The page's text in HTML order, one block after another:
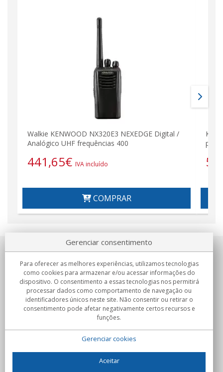
Walkie KENWOOD NX320E3 NEXEDGE Digital /
Analógico UHF frequências 400
441,65€ IVA incluído
COMPRAR
Sobre nosotros
Compromissos
Compras
Gerenciar consentimento
Para oferecer as melhores experiências, utilizamos tecnologias
como cookies para armazenar e/ou acessar informações do
dispositivo. O consentimento a essas tecnologias nos permitirá
processar dados como comportamento de navegação ou
identificadores únicos neste site. Não consentir ou retirar o
consentimento pode afetar negativamente certos recursos e
funções.
Gerenciar cookies
Aceitar